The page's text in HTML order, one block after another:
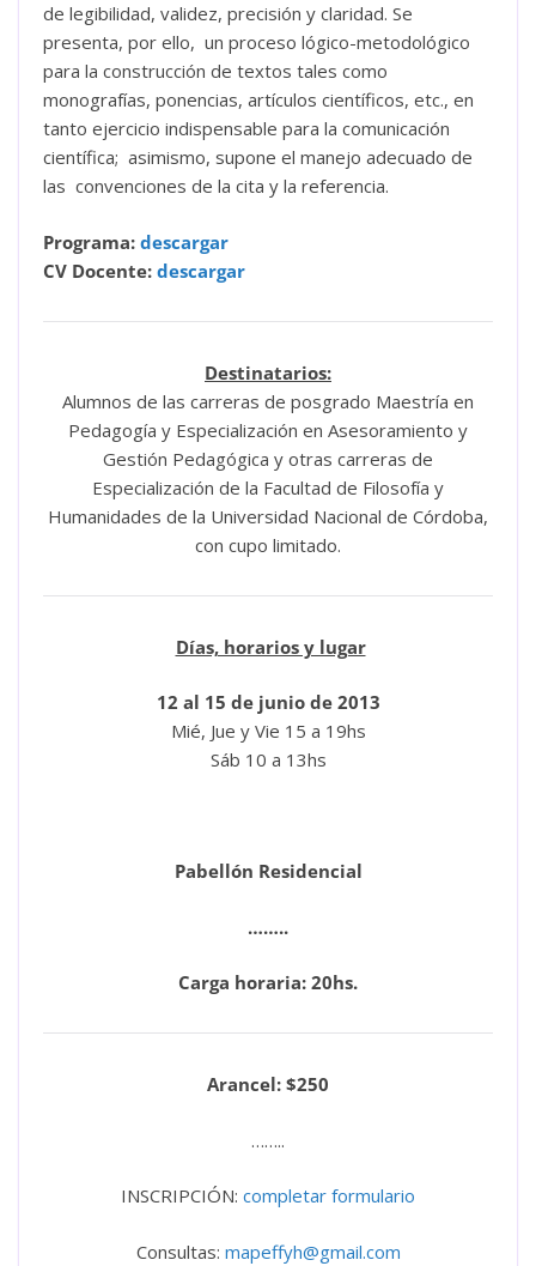
de legibilidad, validez, precisión y claridad. Se
presenta, por ello, un proceso lógico-metodológico
para la construcción de textos tales como
monografías, ponencias, artículos científicos, etc., en
tanto ejercicio indispensable para la comunicación
científica; asimismo, supone el manejo adecuado de
las convenciones de la cita y la referencia.
Programa: descargar
CV Docente: descargar
Destinatarios:
Alumnos de las carreras de posgrado Maestría en
Pedagogía y Especialización en Asesoramiento y
Gestión Pedagógica y otras carreras de
Especialización de la Facultad de Filosofía y
Humanidades de la Universidad Nacional de Córdoba,
con cupo limitado.
Días, horarios y lugar
12 al 15 de junio de 2013
Mié, Jue y Vie 15 a 19hs
Sáb 10 a 13hs
Pabellón Residencial
……..
Carga horaria: 20hs.
Arancel: $250
……..
INSCRIPCIÓN: completar formulario
Consultas: mapeffyh@gmail.com